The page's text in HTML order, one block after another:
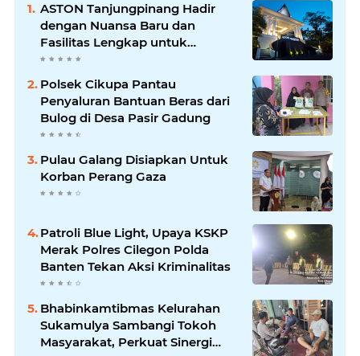
ASTON Tanjungpinang Hadir
dengan Nuansa Baru dan
Fasilitas Lengkap untuk
Kenyamanan Tamu
Polsek Cikupa Pantau
Penyaluran Bantuan Beras dari
Bulog di Desa Pasir Gadung
Pulau Galang Disiapkan Untuk
Korban Perang Gaza
Patroli Blue Light, Upaya KSKP
Merak Polres Cilegon Polda
Banten Tekan Aksi Kriminalitas
Bhabinkamtibmas Kelurahan
Sukamulya Sambangi Tokoh
Masyarakat, Perkuat Sinergi